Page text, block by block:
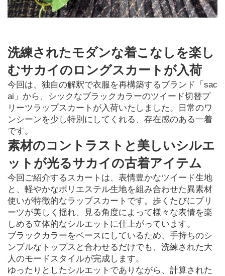
洗練されたモダンな着こなしを楽し
むサカイのロングスカートが入荷
今回は、独自の解釈で衣服を再構築するブランド「sac
ai」から、シックなブラックカラーのツイード切替プ
リーツラップスカートが入荷いたしました。日常のワ
ンシーンを少し特別にしてくれる、存在感のある一着
です。
素材のコントラストと美しいシルエ
ットが光るサカイの古着アイテム
今回ご紹介するスカートは、表情豊かなツイード生地
と、軽やかなポリエステル生地を組み合わせた異素材
使いが特徴的なラップスカートです。歩くたびにプリ
ーツが美しく揺れ、見る角度によって様々な表情を楽
しめる立体的なシルエットに仕上がっています。
ブラックカラーをベースにしているため、手持ちのシ
ンプルなトップスと合わせるだけでも、洗練された大
人のモードスタイルが完成します。
ゆったりとしたシルエットでありながら、計算された